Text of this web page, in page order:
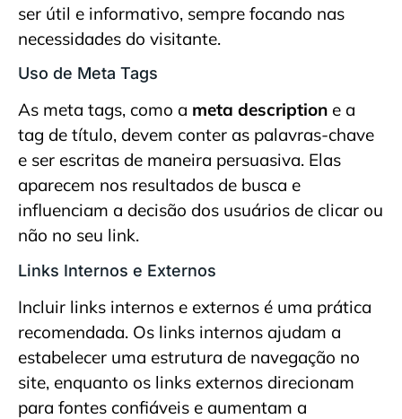
ser útil e informativo, sempre focando nas
necessidades do visitante.
Uso de Meta Tags
As meta tags, como a meta description e a
tag de título, devem conter as palavras-chave
e ser escritas de maneira persuasiva. Elas
aparecem nos resultados de busca e
influenciam a decisão dos usuários de clicar ou
não no seu link.
Links Internos e Externos
Incluir links internos e externos é uma prática
recomendada. Os links internos ajudam a
estabelecer uma estrutura de navegação no
site, enquanto os links externos direcionam
para fontes confiáveis e aumentam a